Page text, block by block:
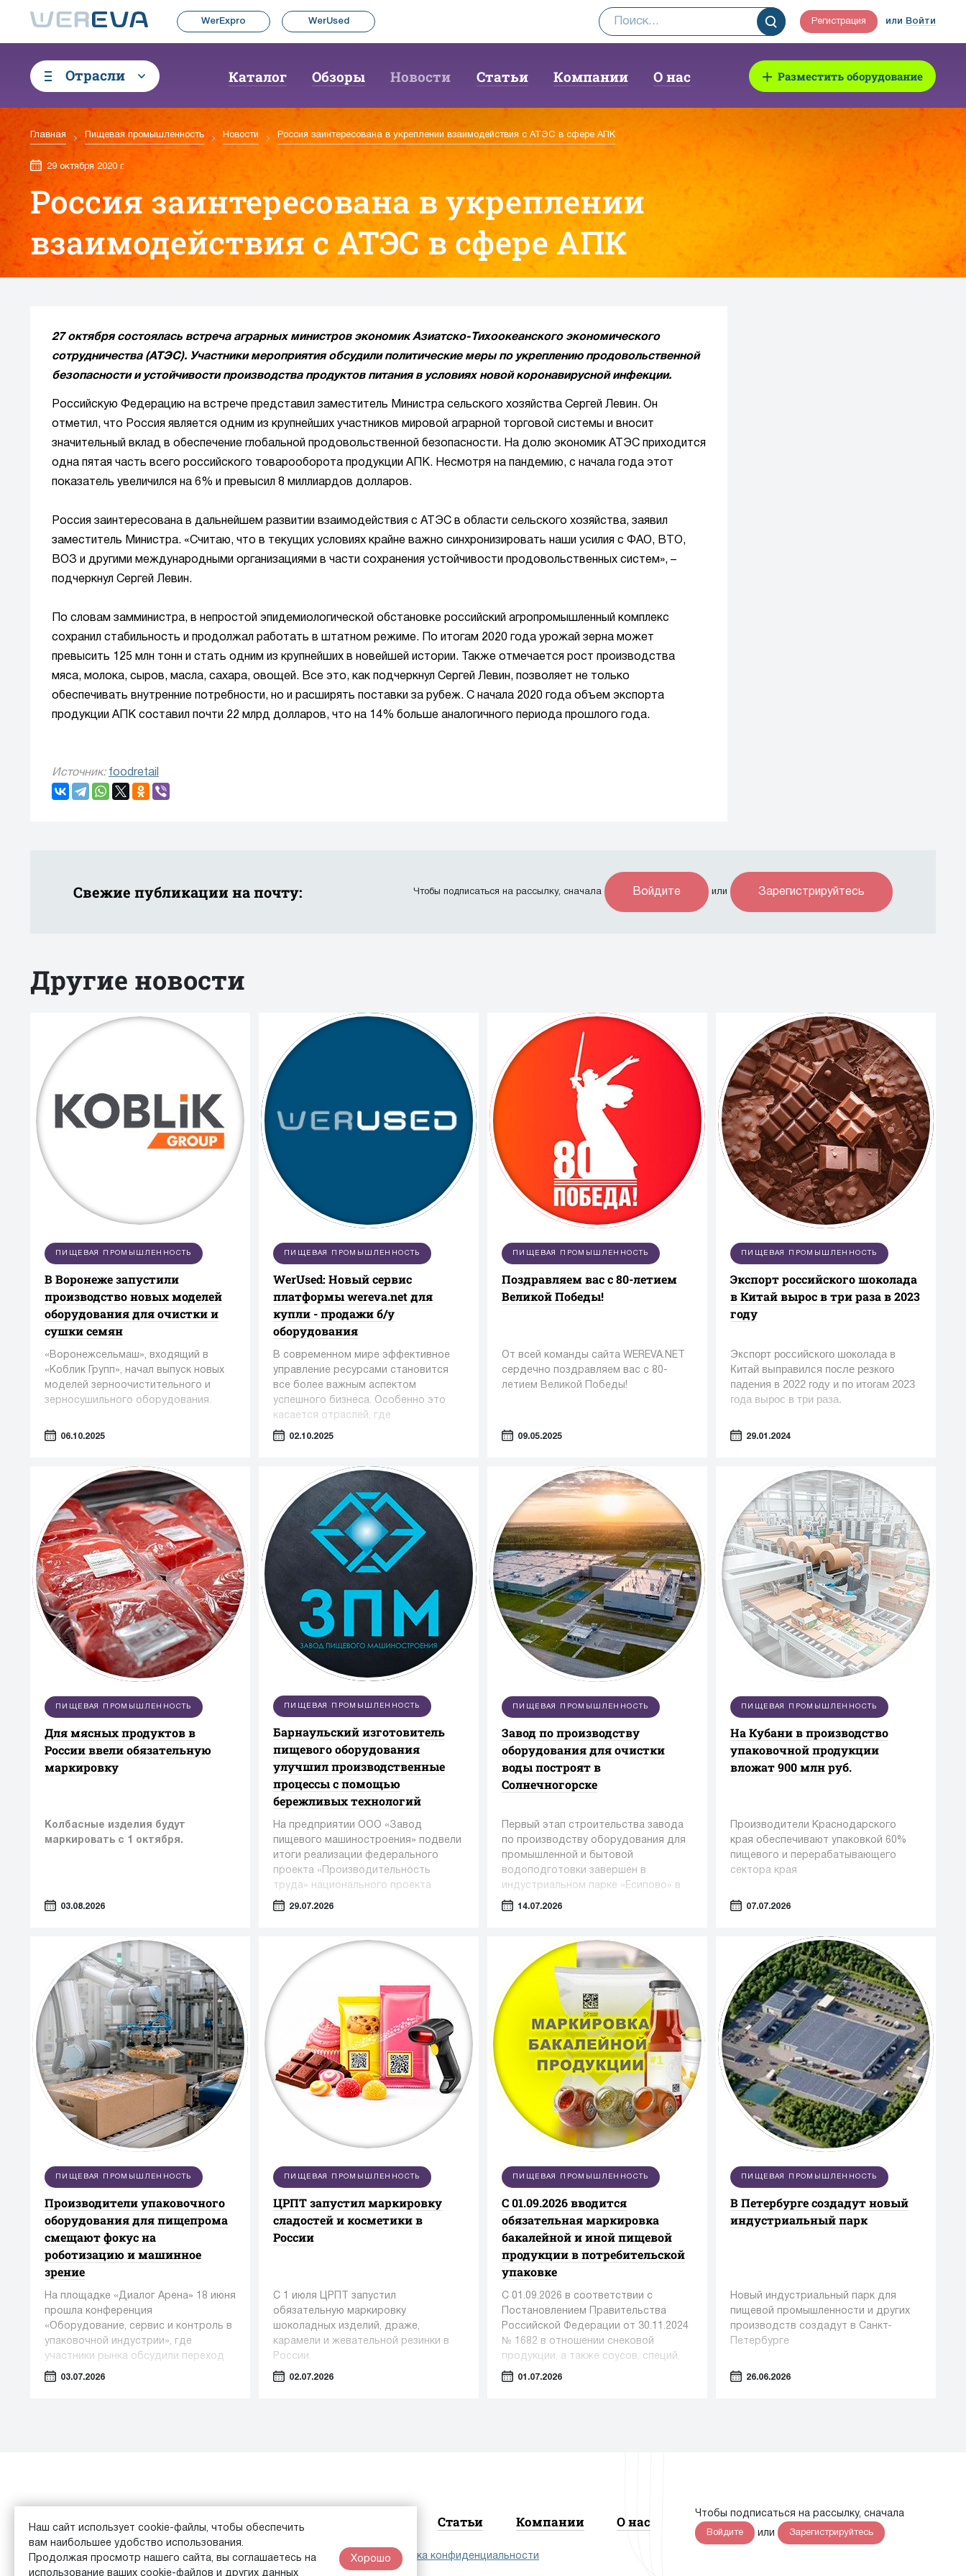
WerExpro WerUsed Регистрация или Войти
Отрасли Каталог Обзоры Новости Статьи Компании О нас Разместить оборудование
Главная Пищевая промышленность Новости Россия заинтересована в укреплении взаимодействия с АТЭС в сфере АПК
29 октября 2020 г.
Россия заинтересована в укреплении
взаимодействия с АТЭС в сфере АПК
27 октября состоялась встреча аграрных министров экономик Азиатско-Тихоокеанского экономического
сотрудничества (АТЭС). Участники мероприятия обсудили политические меры по укреплению продовольственной
безопасности и устойчивости производства продуктов питания в условиях новой коронавирусной инфекции.
Российскую Федерацию на встрече представил заместитель Министра сельского хозяйства Сергей Левин. Он
отметил, что Россия является одним из крупнейших участников мировой аграрной торговой системы и вносит
значительный вклад в обеспечение глобальной продовольственной безопасности. На долю экономик АТЭС приходится
одна пятая часть всего российского товарооборота продукции АПК. Несмотря на пандемию, с начала года этот
показатель увеличился на 6% и превысил 8 миллиардов долларов.
Россия заинтересована в дальнейшем развитии взаимодействия с АТЭС в области сельского хозяйства, заявил
заместитель Министра. «Считаю, что в текущих условиях крайне важно синхронизировать наши усилия с ФАО, ВТО,
ВОЗ и другими международными организациями в части сохранения устойчивости продовольственных систем», –
подчеркнул Сергей Левин.
По словам замминистра, в непростой эпидемиологической обстановке российский агропромышленный комплекс
сохранил стабильность и продолжал работать в штатном режиме. По итогам 2020 года урожай зерна может
превысить 125 млн тонн и стать одним из крупнейших в новейшей истории. Также отмечается рост производства
мяса, молока, сыров, масла, сахара, овощей. Все это, как подчеркнул Сергей Левин, позволяет не только
обеспечивать внутренние потребности, но и расширять поставки за рубеж. С начала 2020 года объем экспорта
продукции АПК составил почти 22 млрд долларов, что на 14% больше аналогичного периода прошлого года.
Источник: foodretail
Свежие публикации на почту: Чтобы подписаться на рассылку, сначала Войдите или Зарегистрируйтесь
Другие новости
ПИЩЕВАЯ ПРОМЫШЛЕННОСТЬ
В Воронеже запустили
производство новых моделей
оборудования для очистки и
сушки семян
«Воронежсельмаш», входящий в
«Коблик Групп», начал выпуск новых
моделей зерноочистительного и
зерносушильного оборудования.
06.10.2025
ПИЩЕВАЯ ПРОМЫШЛЕННОСТЬ
WerUsed: Новый сервис
платформы wereva.net для
купли - продажи б/у
оборудования
В современном мире эффективное
управление ресурсами становится
все более важным аспектом
успешного бизнеса. Особенно это
касается отраслей, где
оборудование играет ключевую роль
промышленность.
02.10.2025
ПИЩЕВАЯ ПРОМЫШЛЕННОСТЬ
Поздравляем вас с 80-летием
Великой Победы!
От всей команды сайта WEREVA.NET
сердечно поздравляем вас с 80-
летием Великой Победы!
09.05.2025
ПИЩЕВАЯ ПРОМЫШЛЕННОСТЬ
Экспорт российского шоколада
в Китай вырос в три раза в 2023
году
Экспорт российского шоколада в
Китай выправился после резкого
падения в 2022 году и по итогам 2023
года вырос в три раза.
29.01.2024
ПИЩЕВАЯ ПРОМЫШЛЕННОСТЬ
Для мясных продуктов в
России ввели обязательную
маркировку
Колбасные изделия будут
маркировать с 1 октября.
03.08.2026
ПИЩЕВАЯ ПРОМЫШЛЕННОСТЬ
Барнаульский изготовитель
пищевого оборудования
улучшил производственные
процессы с помощью
бережливых технологий
На предприятии ООО «Завод
пищевого машиностроения» подвели
итоги реализации федерального
проекта «Производительность
труда» национального проекта
«Эффективная и конкурентная
компетенций Алтайского края.
29.07.2026
ПИЩЕВАЯ ПРОМЫШЛЕННОСТЬ
Завод по производству
оборудования для очистки
воды построят в
Солнечногорске
Первый этап строительства завода
по производству оборудования для
промышленной и бытовой
водоподготовки завершен в
индустриальном парке «Есипово» в
Солнечногорском округе.
14.07.2026
ПИЩЕВАЯ ПРОМЫШЛЕННОСТЬ
На Кубани в производство
упаковочной продукции
вложат 900 млн руб.
Производители Краснодарского
края обеспечивают упаковкой 60%
пищевого и перерабатывающего
сектора края
07.07.2026
ПИЩЕВАЯ ПРОМЫШЛЕННОСТЬ
Производители упаковочного
оборудования для пищепрома
смещают фокус на
роботизацию и машинное
зрение
На площадке «Диалог Арена» 18 июня
прошла конференция
«Оборудование, сервис и контроль в
упаковочной индустрии», где
участники рынка обсудили переход
от поставок отдельных машин к
03.07.2026
ПИЩЕВАЯ ПРОМЫШЛЕННОСТЬ
ЦРПТ запустил маркировку
сладостей и косметики в
России
С 1 июля ЦРПТ запустил
обязательную маркировку
шоколадных изделий, драже,
карамели и жевательной резинки в
России.
02.07.2026
ПИЩЕВАЯ ПРОМЫШЛЕННОСТЬ
С 01.09.2026 вводится
обязательная маркировка
бакалейной и иной пищевой
продукции в потребительской
упаковке
С 01.09.2026 в соответствии с
Постановлением Правительства
Российской Федерации от 30.11.2024
№ 1682 в отношении снековой
продукции, а также соусов, специй,
приправ становится обязательной
01.07.2026
ПИЩЕВАЯ ПРОМЫШЛЕННОСТЬ
В Петербурге создадут новый
индустриальный парк
Новый индустриальный парк для
пищевой промышленности и других
производств создадут в Санкт-
Петербурге
26.06.2026
Каталог Обзоры Статьи Компании О нас
© 2026 Equipment Vita Analytics |Пользовательское соглашение|Политика конфиденциальности
Чтобы подписаться на рассылку, сначала
Войдите или Зарегистрируйтесь
Наш сайт использует cookie-файлы, чтобы обеспечить
вам наибольшее удобство использования.
Продолжая просмотр нашего сайта, вы соглашаетесь на
использование ваших cookie-файлов и других данных
Хорошо